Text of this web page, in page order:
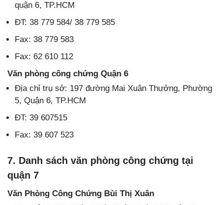
quận 6, TP.HCM
ĐT: 38 779 584/ 38 779 585
Fax: 38 779 583
Fax: 62 610 112
Văn phòng công chứng Quận 6
Địa chỉ trụ sở: 197 đường Mai Xuân Thưởng, Phường
5, Quận 6, TP.HCM
ĐT: 39 607515
Fax: 39 607 523
7. Danh sách văn phòng công chứng tại
quận 7
Văn Phòng Công Chứng Bùi Thị Xuân